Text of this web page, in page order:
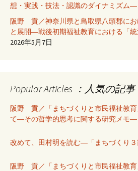
想・実践・技法・認識のダイナミズム―
阪野 貢／神奈川県と鳥取県八頭郡にお
と展開―戦後初期福祉教育における「
2026年5月7日
Popular Articles ：人気の記事
阪野 貢／「まちづくりと市民福祉教
て―その哲学的思考に関する研究メモ―
改めて、田村明を読む―「まちづくり
阪野 貢／「まちづくりと市民福祉教